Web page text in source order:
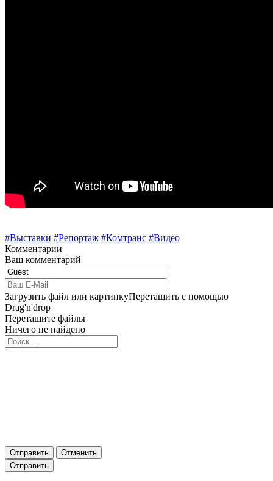
#Выставки #Репортаж #Комтранс #Видео
Комментарии
Ваш комментарий
Загрузить файл или картинкуПеретащить с помощью
Drag'n'drop
Перетащите файлы
Ничего не найдено
Отправить Отменить